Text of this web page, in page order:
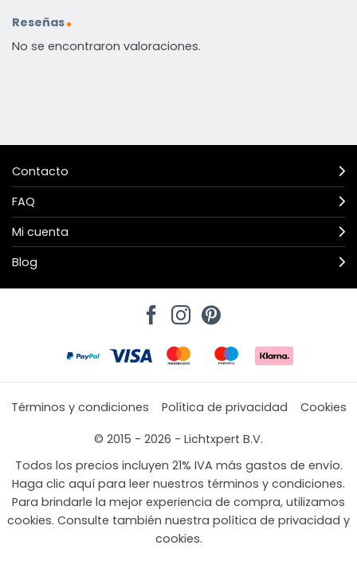
Reseñas
No se encontraron valoraciones.
Contacto
FAQ
Mi cuenta
Blog
Términos y condiciones Política de privacidad
Cookies
© 2015 - 2026 - Lichtxpert B.V.
Todos los precios incluyen 21% IVA más gastos de envío.
Haga clic aquí para leer nuestros términos y condiciones.
Para brindarle la mejor experiencia de compra, utilizamos
cookies. Consulte también nuestra política de privacidad y
cookies.